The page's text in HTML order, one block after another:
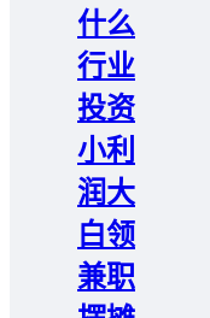
什么
行业
投资
小利
润大
白领
兼职